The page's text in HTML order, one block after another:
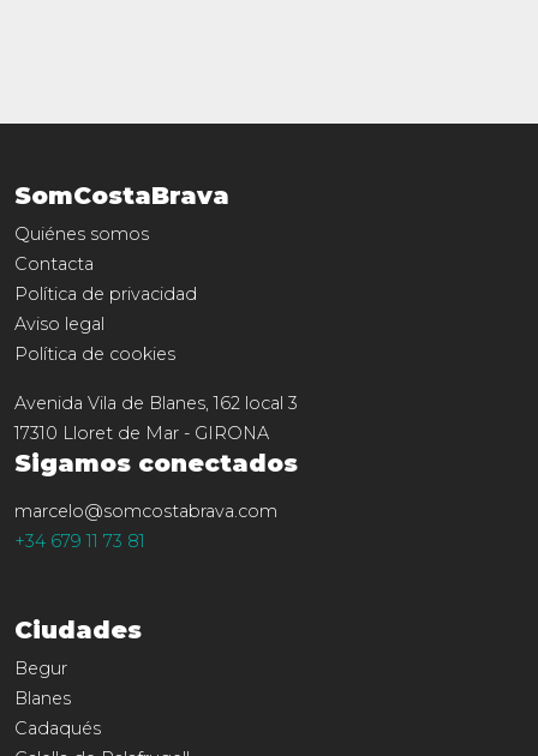
SomCostaBrava
Quiénes somos
Contacta
Política de privacidad
Aviso legal
Política de cookies
Avenida Vila de Blanes, 162 local 3
17310 Lloret de Mar - GIRONA
Sigamos conectados
marcelo@somcostabrava.com
+34 679 11 73 81
Ciudades
Begur
Blanes
Cadaqués